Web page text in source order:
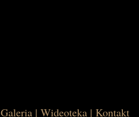
Galeria | Wideoteka | Kontakt